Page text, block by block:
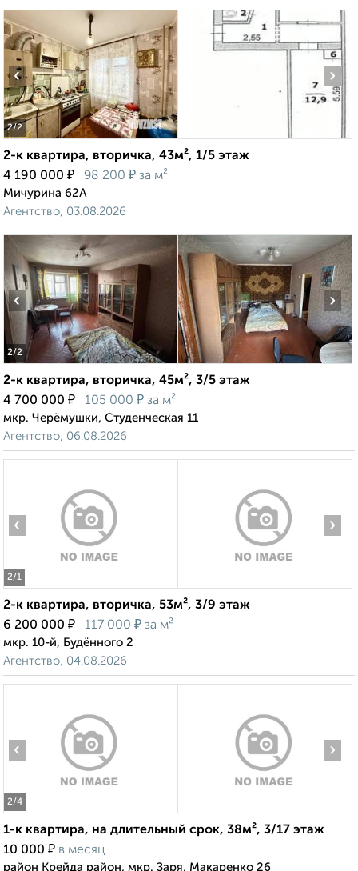
2/2
‹ ›
2-к квартира, вторичка, 43м², 1/5 этаж
4 190 000 ₽ 98 200 ₽ за м²
Мичурина 62А
Агентство, 03.08.2026
2/2
‹ ›
2-к квартира, вторичка, 45м², 3/5 этаж
4 700 000 ₽ 105 000 ₽ за м²
мкр. Черёмушки, Студенческая 11
Агентство, 06.08.2026
2/1
‹ ›
2-к квартира, вторичка, 53м², 3/9 этаж
6 200 000 ₽ 117 000 ₽ за м²
мкр. 10-й, Будённого 2
Агентство, 04.08.2026
2/4
‹ ›
1-к квартира, на длительный срок, 38м², 3/17 этаж
10 000 ₽ в месяц
район Крейда район, мкр. Заря, Макаренко 26